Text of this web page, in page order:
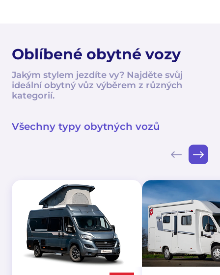
Oblíbené obytné vozy
Jakým stylem jezdíte vy? Najděte svůj
ideální obytný vůz výběrem z různých
kategorií.
Všechny typy obytných vozů